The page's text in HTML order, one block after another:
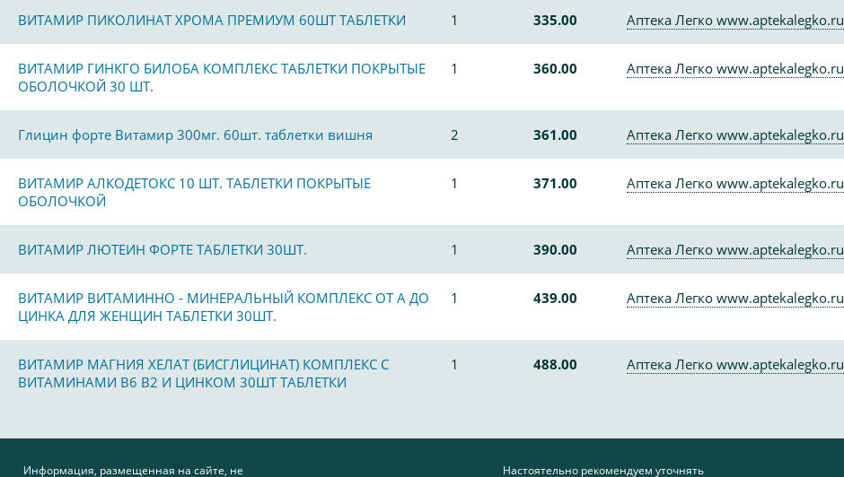
ВИТАМИР ПИКОЛИНАТ ХРОМА ПРЕМИУМ 60ШТ ТАБЛЕТКИ 1 335.00 Аптека Легко www.aptekalegko.ru
ВИТАМИР ГИНКГО БИЛОБА КОМПЛЕКС ТАБЛЕТКИ ПОКРЫТЫЕ
ОБОЛОЧКОЙ 30 ШТ.
1 360.00 Аптека Легко www.aptekalegko.ru
Глицин форте Витамир 300мг. 60шт. таблетки вишня 2 361.00 Аптека Легко www.aptekalegko.ru
ВИТАМИР АЛКОДЕТОКС 10 ШТ. ТАБЛЕТКИ ПОКРЫТЫЕ
ОБОЛОЧКОЙ
1 371.00 Аптека Легко www.aptekalegko.ru
ВИТАМИР ЛЮТЕИН ФОРТЕ ТАБЛЕТКИ 30ШТ. 1 390.00 Аптека Легко www.aptekalegko.ru
ВИТАМИР ВИТАМИННО - МИНЕРАЛЬНЫЙ КОМПЛЕКС ОТ А ДО
ЦИНКА ДЛЯ ЖЕНЩИН ТАБЛЕТКИ 30ШТ.
1 439.00 Аптека Легко www.aptekalegko.ru
ВИТАМИР МАГНИЯ ХЕЛАТ (БИСГЛИЦИНАТ) КОМПЛЕКС С
ВИТАМИНАМИ В6 В2 И ЦИНКОМ 30ШТ ТАБЛЕТКИ
1 488.00 Аптека Легко www.aptekalegko.ru
Информация, размещенная на сайте, не Настоятельно рекомендуем уточнять